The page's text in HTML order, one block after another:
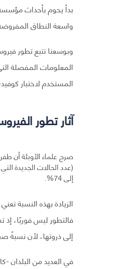
بدأ يحوم بأحداث
واسعة النطاق
المعلومات المفصلة
المستخدم لاختبار كوفيد-19 في المملكة المتحدة، ما سمح برسم صورة الانتشار التطوري لأكثر من
آثار تطور
إلى 74%.
الزيادة بهذه النسبة
إلى ذروتها، لأن نسبةً